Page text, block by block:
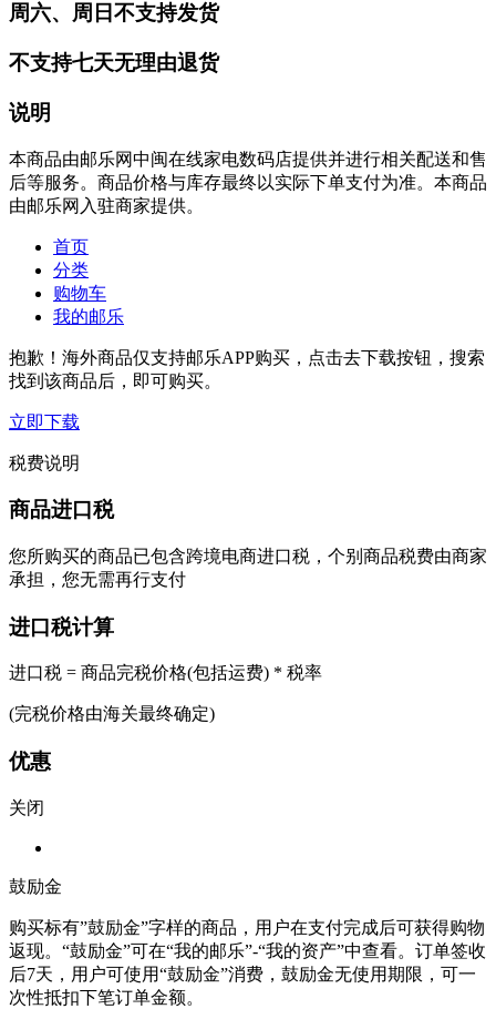
周六、周日不支持发货
不支持七天无理由退货
说明
本商品由邮乐网中闽在线家电数码店提供并进行相关配送和售
后等服务。商品价格与库存最终以实际下单支付为准。本商品
由邮乐网入驻商家提供。
首页
分类
购物车
我的邮乐
抱歉！海外商品仅支持邮乐APP购买，点击去下载按钮，搜索
找到该商品后，即可购买。
立即下载
税费说明
商品进口税
您所购买的商品已包含跨境电商进口税，个别商品税费由商家
承担，您无需再行支付
进口税计算
进口税 = 商品完税价格(包括运费) * 税率
(完税价格由海关最终确定)
优惠
关闭
鼓励金
购买标有”鼓励金”字样的商品，用户在支付完成后可获得购物
返现。“鼓励金”可在“我的邮乐”-“我的资产”中查看。订单签收
后7天，用户可使用“鼓励金”消费，鼓励金无使用期限，可一
次性抵扣下笔订单金额。